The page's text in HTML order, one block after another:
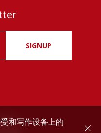
SIGNUP
和写作设备上的